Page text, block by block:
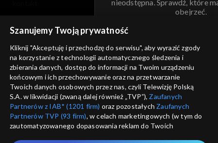
nieodstępna. Sprawdź, które
obejrzeć.
ANULUJ
informacje o dostawcy usług
Szanujemy Twoją prywatność
Kliknij "Akceptuję i przechodzę do serwisu", aby wyrazić zgody
na korzystanie z technologii automatycznego śledzenia i
zbierania danych, dostęp do informacji na Twoim urządzeniu
końcowym i ich przechowywanie oraz na przetwarzanie
Twoich danych osobowych przez nas, czyli Telewizję Polską
S.A. w likwidacji (zwaną dalej również „TVP”), Zaufanych
Partnerów z IAB* (1201 firm) oraz pozostałych Zaufanych
Partnerów TVP (93 firm), w celach marketingowych (w tym do
zautomatyzowanego dopasowania reklam do Twoich